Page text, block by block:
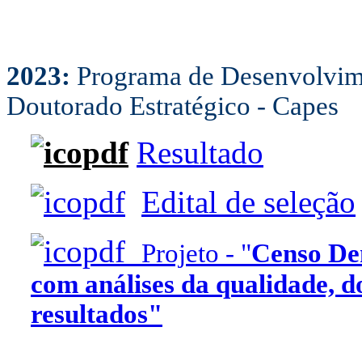
2023: Programa de
Doutorado Estratégico - Capes
Resultado
Edital de seleção
Projeto - "Censo
com análises da qualidade,
resultados"